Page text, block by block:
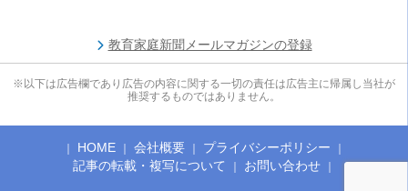
教育家庭新聞メールマガジンの登録
※以下は広告欄であり広告の内容に関する一切の責任は広告主に帰属し当社が
推奨するものではありません。
HOME 会社概要
プライバシーポリシー
記事の転載・複写について
お問い合わせ